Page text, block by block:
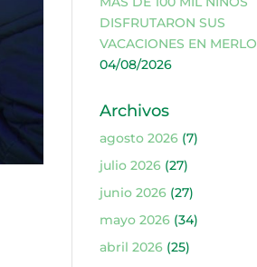
DISFRUTARON SUS
VACACIONES EN MERLO
04/08/2026
Archivos
agosto 2026(7)
julio 2026(27)
junio 2026(27)
mayo 2026(34)
abril 2026(25)